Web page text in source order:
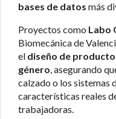
bases de datos más
Proyectos como Labo
Biomecánica de
el diseño de
género, asegurando
calzado o los sistemas
características reales
trabajadoras.